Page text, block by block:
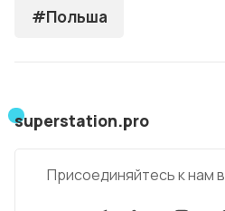
#Польша
superstation.pro
Присоединяйтесь к нам